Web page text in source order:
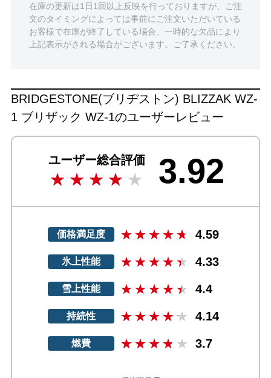
在庫の更新は1日1回以上反映を行っておりますが、ご注
文のタイミングによっては事前にご注文いただいている
お客様で在庫が終了している場合、一時的な欠品により
上記表示がされる場合がございます。ご了承ください。
BRIDGESTONE(ブリヂストン) BLIZZAK WZ-
1 ブリザック WZ-1のユーザーレビュー
ユーザー総合評価 3.92
価格満足度 4.59
氷上性能 4.33
雪上性能 4.4
持続性 4.14
燃費 3.7